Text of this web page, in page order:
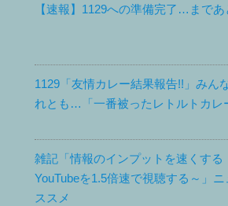
【速報】1129への準備完了…まで
1129「友情カレー結果報告!!」みん
れとも…「一番被ったレトルトカレ
雑記「情報のインプットを速くする
YouTubeを1.5倍速で視聴する～」
ススメ